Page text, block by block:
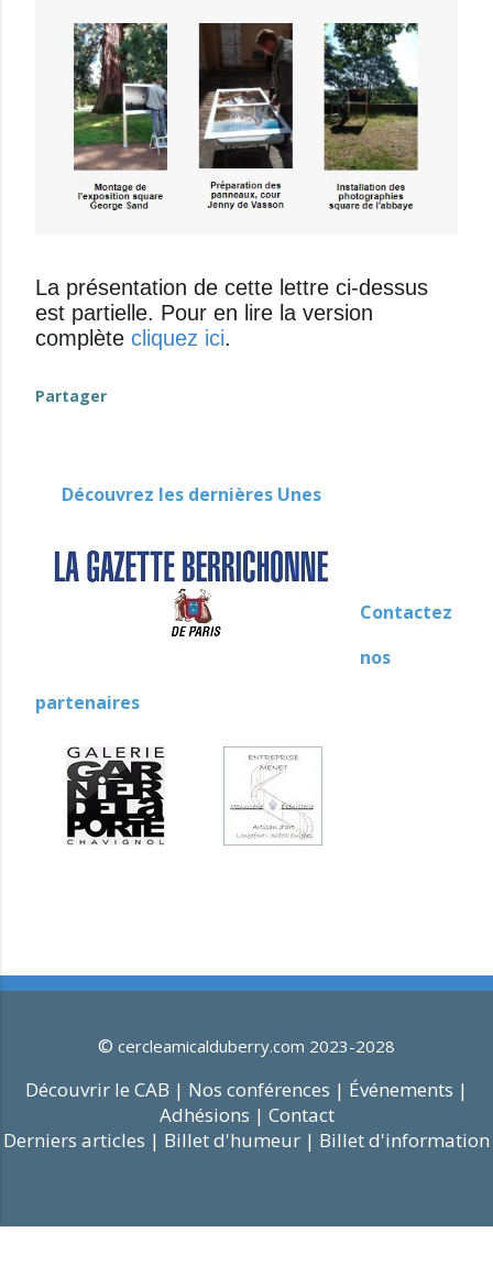
La présentation de cette lettre ci-dessus
est partielle. Pour en lire la version
complète cliquez ici.
Partager
Découvrez les dernières Unes
Contactez
nos
partenaires
© cercleamicalduberry.com 2023-2028
Découvrir le CAB | Nos conférences | Événements |
Adhésions | Contact
Derniers articles | Billet d'humeur | Billet d'information